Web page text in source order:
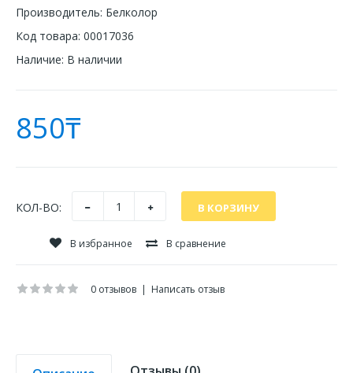
Производитель: Белколор
Код товара: 00017036
Наличие: В наличии
850₸
КОЛ-ВО:
В избранное В сравнение
0 отзывов | Написать отзыв